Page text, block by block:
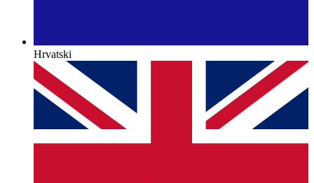
Hrvatski